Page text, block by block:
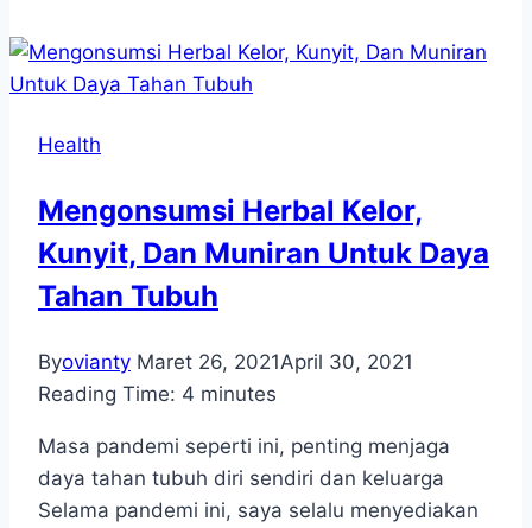
Health
Mengonsumsi Herbal Kelor,
Kunyit, Dan Muniran Untuk Daya
Tahan Tubuh
Byovianty Maret 26, 2021April 30, 2021
Reading Time: 4 minutes
Masa pandemi seperti ini, penting menjaga
daya tahan tubuh diri sendiri dan keluarga
Selama pandemi ini, saya selalu menyediakan